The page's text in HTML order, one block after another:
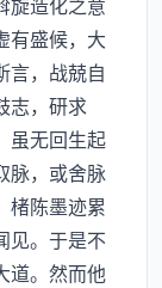
有盛候，大
言，战兢自
志，研求
虽无回生起
脉，或舍脉
楮陈墨迹累
见。于是不
道。然而他